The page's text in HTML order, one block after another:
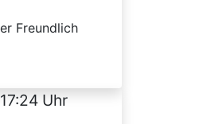
Freundlich
Uhr